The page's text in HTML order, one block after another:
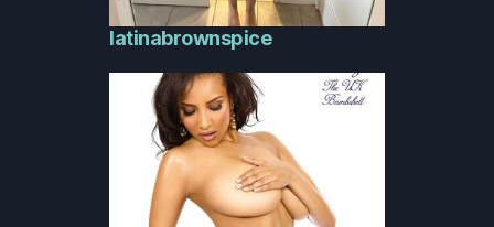
latinabrownspice